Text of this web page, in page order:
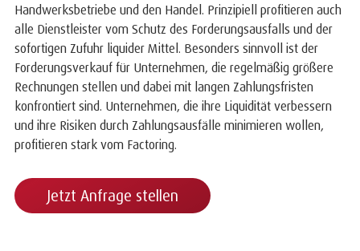
Handwerksbetriebe und den Handel. Prinzipiell profitieren auch
alle Dienstleister vom Schutz des Forderungsausfalls und der
sofortigen Zufuhr liquider Mittel. Besonders sinnvoll ist der
Forderungsverkauf für Unternehmen, die regelmäßig größere
Rechnungen stellen und dabei mit langen Zahlungsfristen
konfrontiert sind. Unternehmen, die ihre Liquidität verbessern
und ihre Risiken durch Zahlungsausfälle minimieren wollen,
profitieren stark vom Factoring.
Jetzt Anfrage stellen